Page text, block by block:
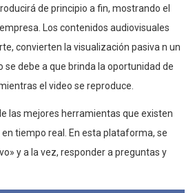
de principio a fin, mostrando el
Los contenidos audiovisuales
convierten la visualización pasiva n un
se debe a que brinda la oportunidad de
el video se reproduce.
las mejores herramientas que existen
tiempo real. En esta plataforma, se
y a la vez, responder a preguntas y